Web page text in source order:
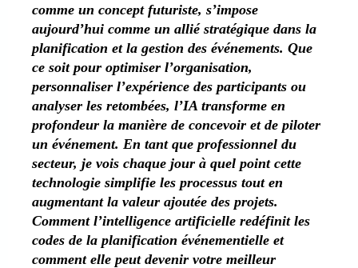
comme un concept futuriste, s’impose
aujourd’hui comme un allié stratégique dans la
planification et la gestion des événements. Que
ce soit pour optimiser l’organisation,
personnaliser l’expérience des participants ou
analyser les retombées, l’IA transforme en
profondeur la manière de concevoir et de piloter
un événement. En tant que professionnel du
secteur, je vois chaque jour à quel point cette
technologie simplifie les processus tout en
augmentant la valeur ajoutée des projets.
Comment l’intelligence artificielle redéfinit les
codes de la planification événementielle et
comment elle peut devenir votre meilleur